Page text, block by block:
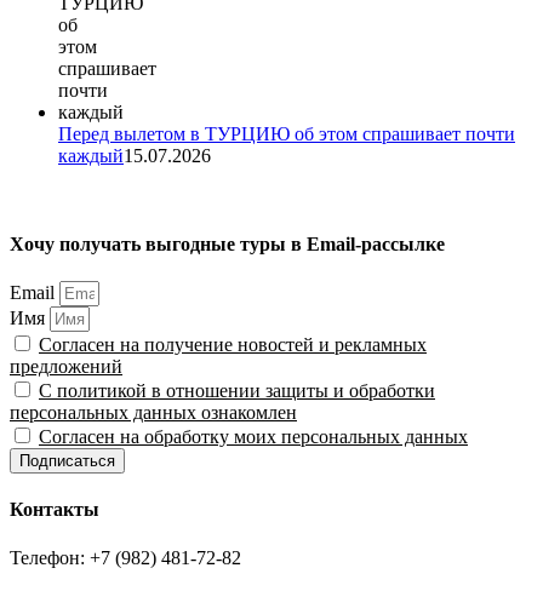
Перед вылетом в ТУРЦИЮ об этом спрашивает почти
каждый15.07.2026
Хочу получать выгодные туры в Email-рассылке
Email
Имя
Согласен на получение новостей и рекламных
предложений
С политикой в отношении защиты и обработки
персональных данных ознакомлен
Согласен на обработку моих персональных данных
Подписаться
Контакты
Телефон: +7 (982) 481-72-82